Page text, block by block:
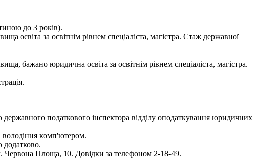
до 3 років).
за освітнім рівнем спеціаліста, магістра. Стаж державної
бажано юридична освіта за освітнім рівнем спеціаліста, магістра.
податкового інспектора відділу оподаткування юридичних
володіння комп'ютером.
додатково.
Червона Площа, 10. Довідки за телефоном 2-18-49.